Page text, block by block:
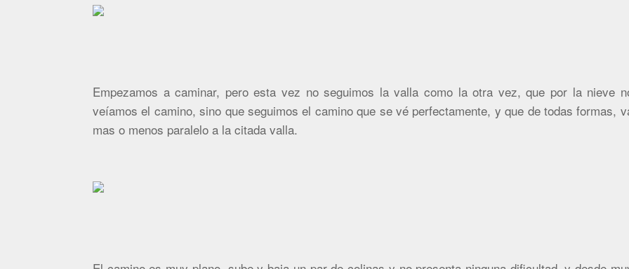
Empezamos a caminar, pero esta vez no seguimos la valla como la otra vez, que por la nieve
veíamos el camino, sino que seguimos el camino que se vé perfectamente, y que de todas formas,
mas o menos paralelo a la citada valla.